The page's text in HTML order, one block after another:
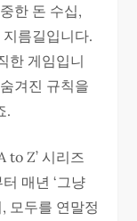
한 돈 수십,
름길입니다.
한 게임입니
겨진 규칙을
.
to Z’ 시리즈
매년 ‘그냥
모두를 연말정